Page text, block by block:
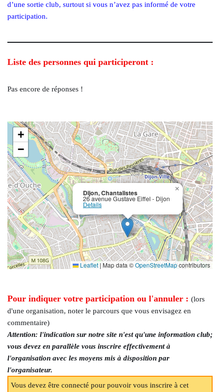
d’une sortie club, surtout si vous n’avez pas informé de votre
participation.
Liste des personnes qui participeront :
Pas encore de réponses !
Dijon, Chantalistes
26 avenue Gustave Eiffel - Dijon
Details
×
+
−
Leaflet | Map data ©OpenStreetMapcontributors
Pour indiquer votre participation ou l'annuler : (lors
d'une organisation, noter le parcours que vous envisagez en
commentaire)
Attention: l'indication sur notre site n'est qu'une information club;
vous devez en parallèle vous inscrire effectivement à
l'organisation avec les moyens mis à disposition par
l'organisateur.
Vous devez être connecté pour pouvoir vous inscrire à cet